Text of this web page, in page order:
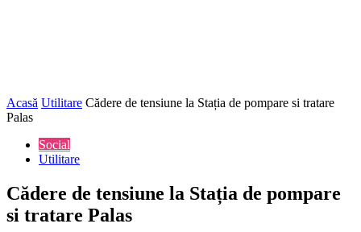
Acasă Utilitare Cădere de tensiune la Stația de pompare si tratare
Palas
Social
Utilitare
Cădere de tensiune la Stația de pompare
si tratare Palas